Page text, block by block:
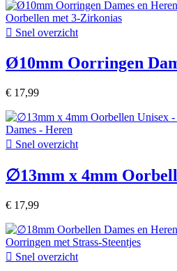
 Snel overzicht
Ø10mm Oorringen
€ 17,99
 Snel overzicht
∅13mm x 4mm
€ 17,99
 Snel overzicht